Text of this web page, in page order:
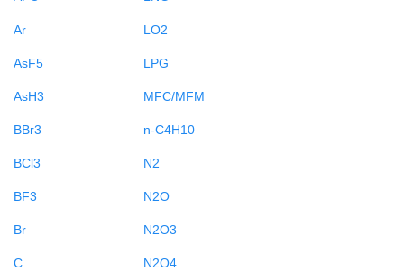
Ar
AsF5
AsH3
BBr3
BCl3
BF3
Br
C
LO2
LPG
MFC/MFM
n-C4H10
N2
N2O
N2O3
N2O4